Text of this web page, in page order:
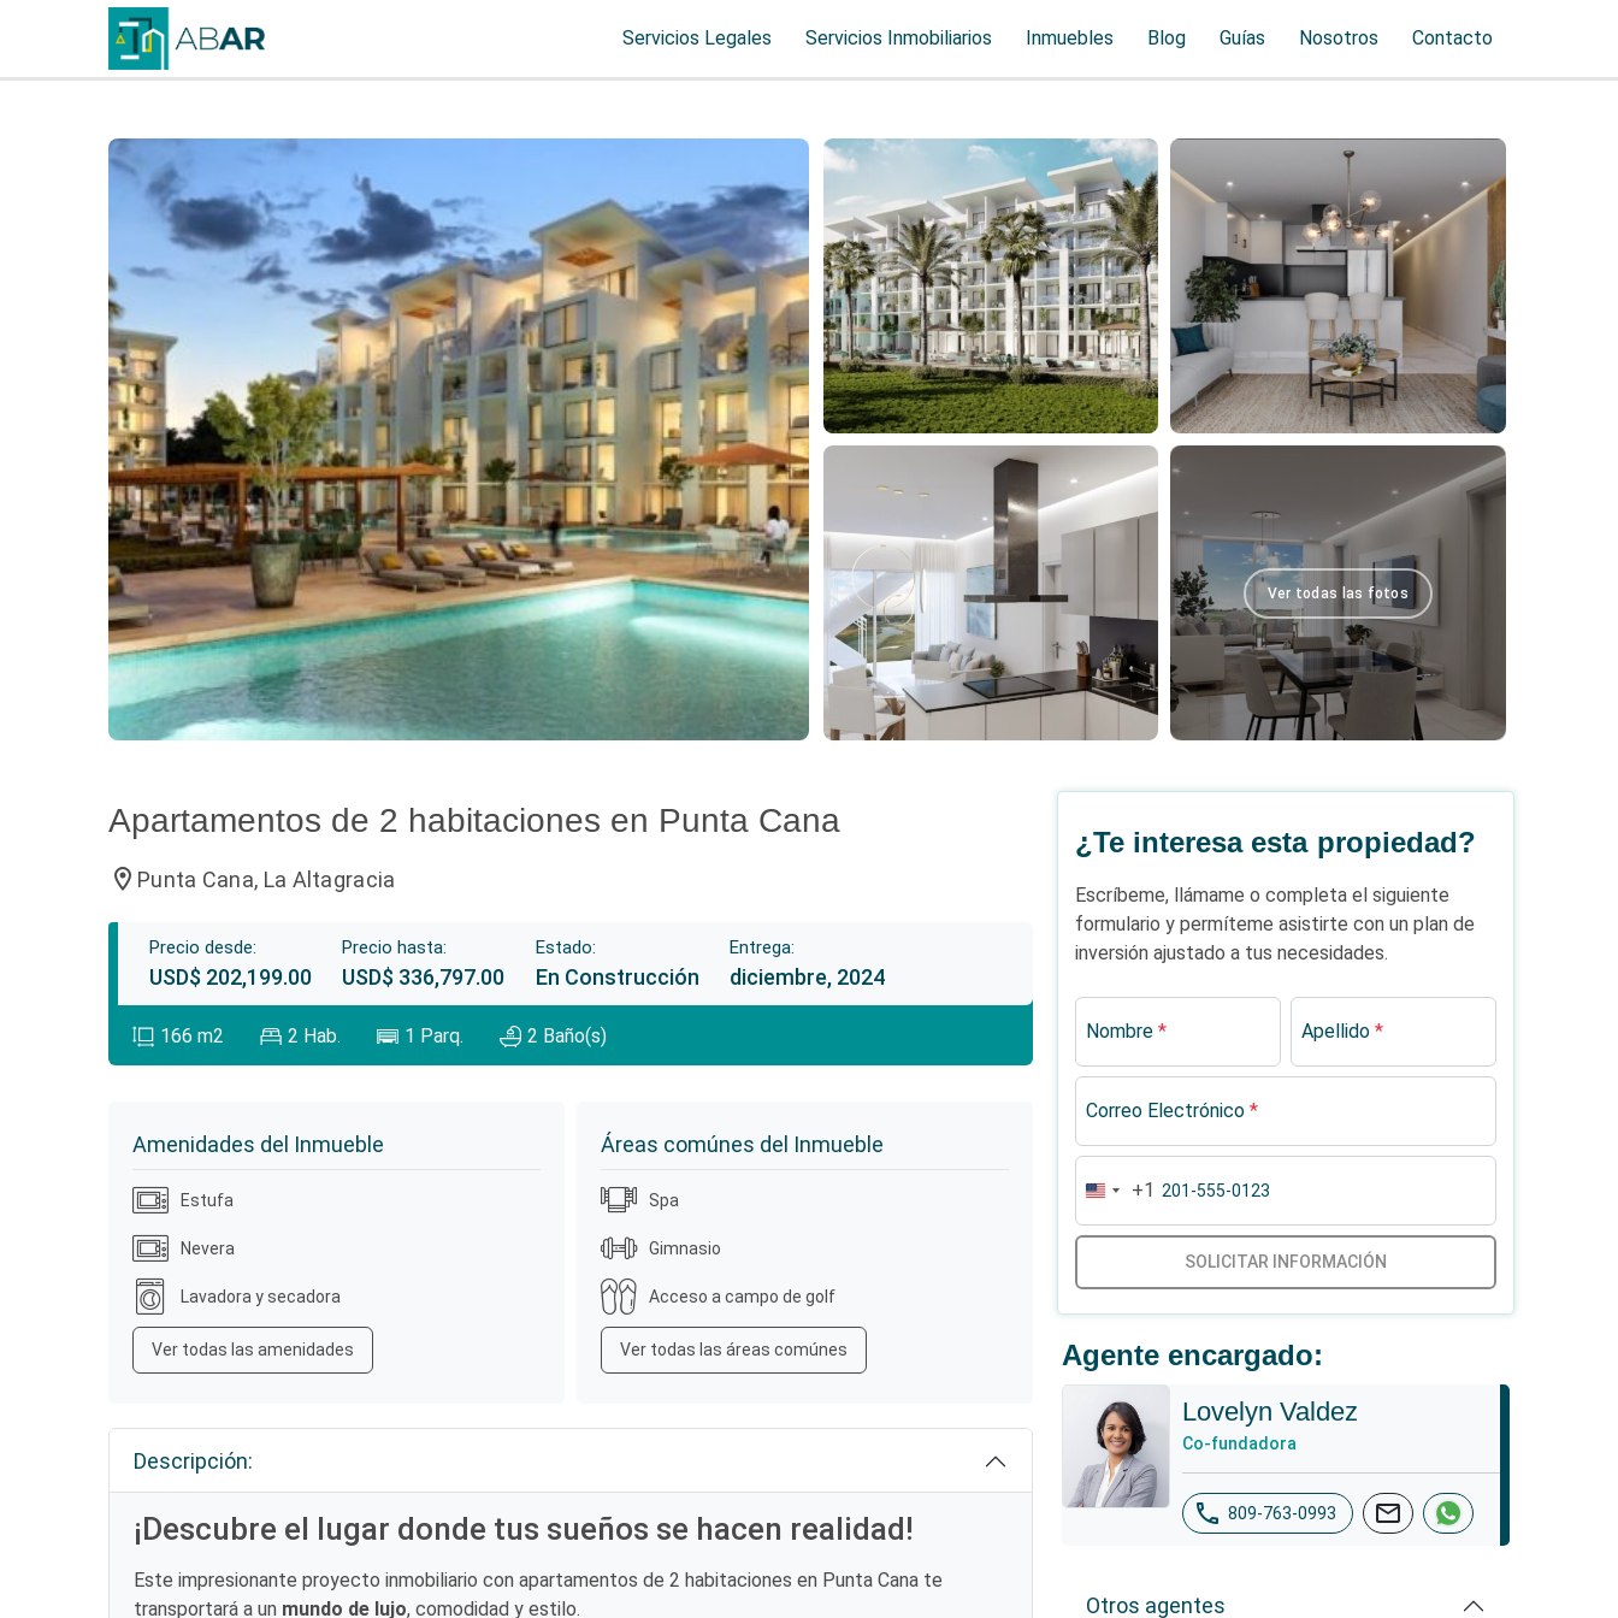
Servicios Legales Servicios Inmobiliarios Inmuebles Blog Guías Nosotros Contacto
Ver todas las fotos
Apartamentos de 2 habitaciones en Punta Cana
location_on Punta Cana, La Altagracia
Precio desde:
USD$ 202,199.00
Precio hasta:
USD$ 336,797.00
Estado:
En Construcción
Entrega:
diciembre, 2024
166 m2 2 Hab. 1 Parq. 2 Baño(s)
Amenidades del Inmueble
Estufa
Nevera
Lavadora y secadora
Ver todas las amenidades
Áreas comúnes del Inmueble
Spa
Gimnasio
Acceso a campo de golf
Ver todas las áreas comúnes
Descripción:
¡Descubre el lugar donde tus sueños se hacen realidad!
Este impresionante proyecto inmobiliario con apartamentos de 2 habitaciones en Punta Cana te
transportará a un mundo de lujo, comodidad y estilo.
¿Te interesa esta propiedad?
Escríbeme, llámame o completa el siguiente
formulario y permíteme asistirte con un plan de
inversión ajustado a tus necesidades.
Nombre * Apellido *
Correo Electrónico *
United
States
+1
SOLICITAR INFORMACIÓN
Agente encargado:
Lovelyn Valdez
Co-fundadora
phone 809-763-0993 mail
Otros agentes